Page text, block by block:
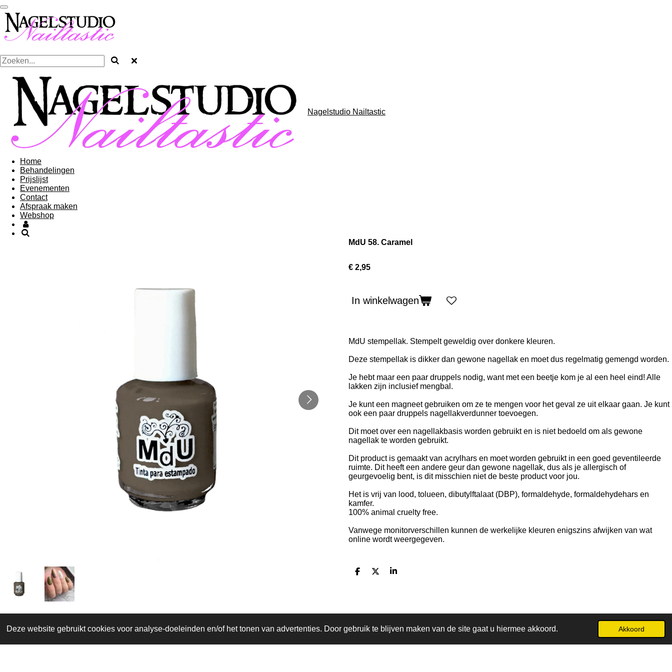
Deze website gebruikt cookies voor analyse-doeleinden en/of het tonen van advertenties. Door gebruik te blijven maken van de site gaat u hiermee akkoord. Akkoord
Ga
direct
naar
de
Nagelstudio Nailtastic
Home
Behandelingen
Prijslijst
Evenementen
Contact
Afspraak maken
Webshop
MdU 58. Caramel
€ 2,95
In winkelwagen
MdU stempellak. Stempelt geweldig over donkere kleuren.
Deze stempellak is dikker dan gewone nagellak en moet dus regelmatig gemengd worden.
Je hebt maar een paar druppels nodig, want met een beetje kom je al een heel eind! Alle
lakken zijn inclusief mengbal.
Je kunt een magneet gebruiken om ze te mengen voor het geval ze uit elkaar gaan. Je kunt
ook een paar druppels nagellakverdunner toevoegen.
Dit moet over een nagellakbasis worden gebruikt en is niet bedoeld om als gewone
nagellak te worden gebruikt.
Dit product is gemaakt van acrylhars en moet worden gebruikt in een goed geventileerde
ruimte. Dit heeft een andere geur dan gewone nagellak, dus als je allergisch of
geurgevoelig bent, is dit misschien niet de beste product voor jou.
Het is vrij van lood, tolueen, dibutylftalaat (DBP), formaldehyde, formaldehydehars en
kamfer.
100% animal cruelty free.
Vanwege monitorverschillen kunnen de werkelijke kleuren enigszins afwijken van wat
online wordt weergegeven.
D
D
S
Deel